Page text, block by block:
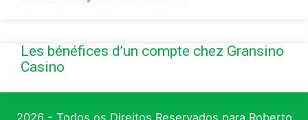
Les bénéfices d’un compte chez Gransino
Casino
2026 - Todos os Direitos Reservados para Roberto